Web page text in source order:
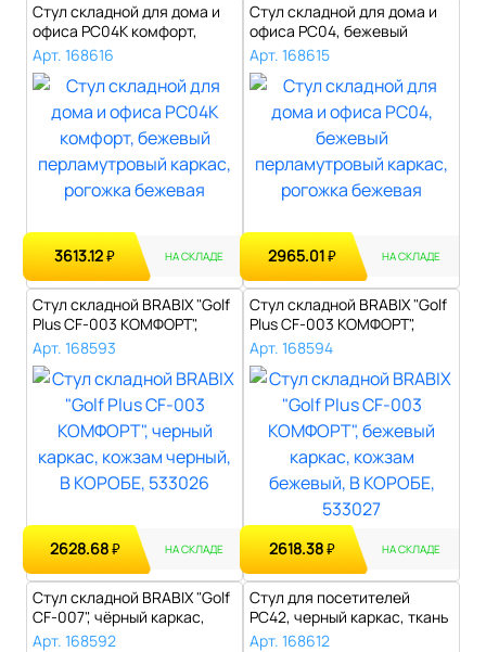
Стул складной для дома и
офиса РС04К комфорт,
бежевый п..
Арт. 168616
3613.12₽ НА СКЛАДЕ
Стул складной для дома и
офиса РС04, бежевый
перламутро..
Арт. 168615
2965.01₽ НА СКЛАДЕ
Стул складной BRABIX "Golf
Plus CF-003 КОМФОРТ",
черный..
Арт. 168593
2628.68₽ НА СКЛАДЕ
Стул складной BRABIX "Golf
Plus CF-003 КОМФОРТ",
бежевы..
Арт. 168594
2618.38₽ НА СКЛАДЕ
Стул складной BRABIX "Golf
CF-007", чёрный каркас,
чёрн..
Арт. 168592
Стул для посетителей
РС42, черный каркас, ткань
черная..
Арт. 168612